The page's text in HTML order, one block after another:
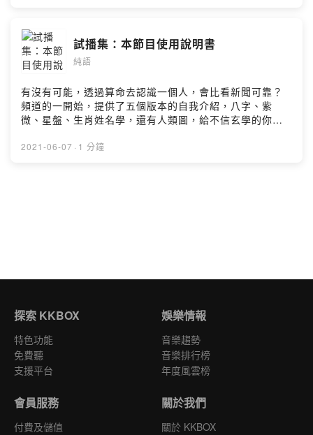
官運同年同月同日生，命運卻大不同的故事2026年，家純
有機會結婚嗎？__本集節目由 Dr.情趣 贊助播出第一名的
臺灣情趣用品商城，堅持原廠正貨，24小時快速出貨，售
https://drqqtoys.tw/loveili__覺得不錯就多聽，訂閱分享
五星純語～留言給我：https://bre.is/9rUTKN2n吳尚易老
師的粉絲頁：https://bit.ly/3yKqyuJ吳尚易老師的
的八字：https://bre.is/F42hTNdxPowered by Firstory
試播集：本節目使用說明書
純語
有沒有可能，透過算命去認識一個人，會比看新聞可靠？
頻道的一開始，提供了五個版本的自我介紹，八字、紫
微、星盤、生肖姓名學，還有人類圖，給不信玄學的你，
人康姐，回答網友的疑問，能拼湊出更真實的答案。收聽
2021-06-07 · 1 分鐘
探索 KKBOX
特色功能
免費聽
支援平台
娛樂情報
音樂趨勢
音樂排行榜
年度風雲榜
會員服務
付費及儲值
關於我們
關於 KKBOX